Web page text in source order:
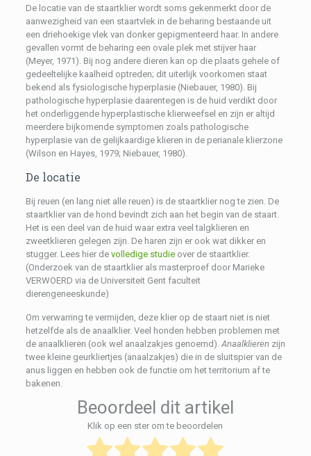
De locatie van de staartklier wordt soms gekenmerkt door de
aanwezigheid van een staartvlek in de beharing bestaande uit
een driehoekige vlek van donker gepigmenteerd haar. In andere
gevallen vormt de beharing een ovale plek met stijver haar
(Meyer, 1971). Bij nog andere dieren kan op die plaats gehele of
gedeeltelijke kaalheid optreden; dit uiterlijk voorkomen staat
bekend als fysiologische hyperplasie (Niebauer, 1980). Bij
pathologische hyperplasie daarentegen is de huid verdikt door
het onderliggende hyperplastische klierweefsel en zijn er altijd
meerdere bijkomende symptomen zoals pathologische
hyperplasie van de gelijkaardige klieren in de perianale klierzone
(Wilson en Hayes, 1979; Niebauer, 1980).
De locatie
Bij reuen (en lang niet alle reuen) is de staartklier nog te zien. De
staartklier van de hond bevindt zich aan het begin van de staart.
Het is een deel van de huid waar extra veel talgklieren en
zweetklieren gelegen zijn. De haren zijn er ook wat dikker en
stugger. Lees hier de volledige studieover de staartklier.
(Onderzoek van de staartklier als masterproef door Marieke
VERWOERD via de Universiteit Gent faculteit
dierengeneeskunde)
Om verwarring te vermijden, deze klier op de staart niet is niet
hetzelfde als de anaalklier. Veel honden hebben problemen met
de anaalklieren (ook wel anaalzakjes genoemd).Anaalklieren zijn
twee kleine geurkliertjes (anaalzakjes) die in de sluitspier van de
anus liggen en hebben ook de functie om het territorium af te
bakenen.
Beoordeel dit artikel
Klik op een ster om te beoordelen